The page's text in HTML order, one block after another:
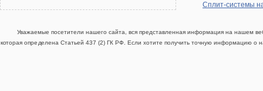
Сплит-системы
Уважаемые посетители нашего сайта, вся представленная информация на нашем
которая определена Статьей 437 (2) ГК РФ. Если хотите получить точную информацию о